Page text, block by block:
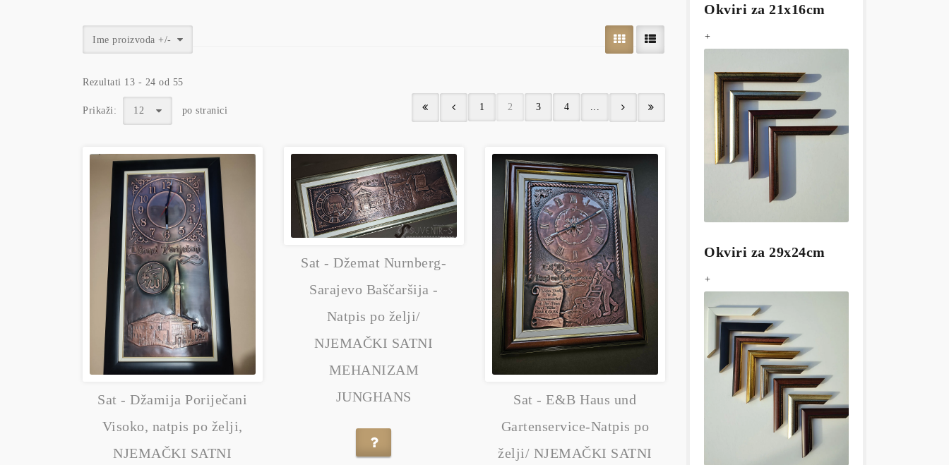
Ime proizvoda +/-
Rezultati 13 - 24 od 55
Prikaži: 12 po stranici 1 2 3 4 ...
Sat - Džamija Poriječani
Visoko, natpis po želji,
NJEMAČKI SATNI
Sat - Džemat Nurnberg-
Sarajevo Baščaršija -
Natpis po želji/
NJEMAČKI SATNI
MEHANIZAM
JUNGHANS
Sat - E&B Haus und
Gartenservice-Natpis po
želji/ NJEMAČKI SATNI
Okviri za 21x16cm
+
Okviri za 29x24cm
+